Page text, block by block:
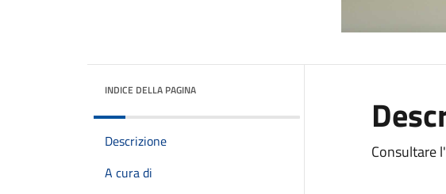
INDICE DELLA PAGINA
Descrizione
A cura di
Consultare